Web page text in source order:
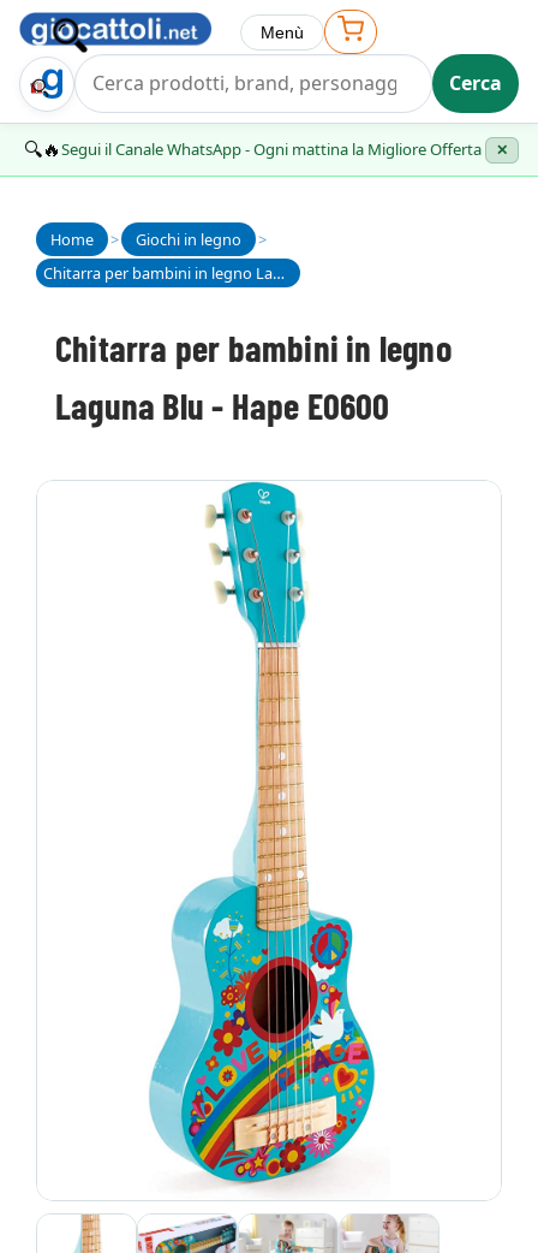
Trova Regalo Cerca
Menù
🔍🔥Segui il Canale WhatsApp - Ogni mattina la Migliore Offerta ✕
Home > Giochi in legno
>
Chitarra per bambini in legno Laguna Blu - Hape E0600
Chitarra per bambini in legno
Laguna Blu - Hape E0600